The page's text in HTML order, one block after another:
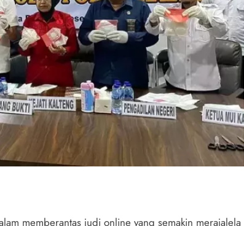
memberantas judi online yang semakin merajalela